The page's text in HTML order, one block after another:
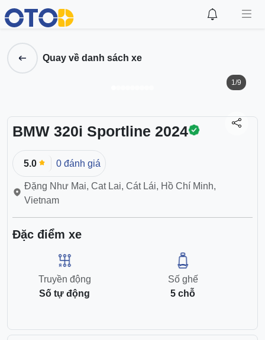
Quay về danh sách xe
1/9
BMW 320i Sportline 2024
5.0 0 đánh giá
Đặng Như Mai, Cat Lai, Cát Lái, Hồ Chí Minh,
Vietnam
Đặc điểm xe
Truyền động
Số tự động
Số ghế
5 chỗ